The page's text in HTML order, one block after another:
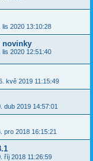
lis 2020 13:10:28
novinky
lis 2020 12:51:40
kvě 2019 11:15:49
dub 2019 14:57:01
pro 2018 16:15:21
říj 2018 11:26:59